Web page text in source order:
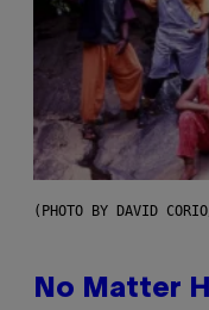
(PHOTO BY DAVID
No Matter